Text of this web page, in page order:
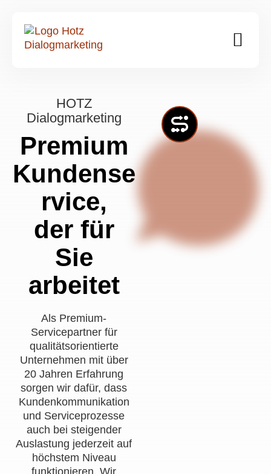
HOTZ
Dialogmarketing
Premium
Kundense
rvice,
der für
Sie
arbeitet
Als Premium-
Servicepartner für
qualitätsorientierte
Unternehmen mit über
20 Jahren Erfahrung
sorgen wir dafür, dass
Kundenkommunikation
und Serviceprozesse
auch bei steigender
Auslastung jederzeit auf
höchstem Niveau
funktionieren. Wir